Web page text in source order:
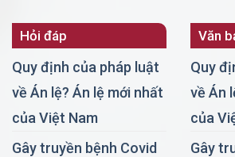
Hỏi đáp
Quy định của pháp luật
về Án lệ? Án lệ mới nhất
của Việt Nam
Gây truyền bệnh Covid
Văn
Quy
về Án
của
Gây